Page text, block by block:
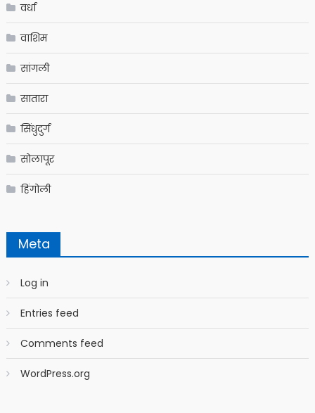
वर्धा
वाशिम
सांगली
सातारा
सिंधुदुर्ग
सोलापूर
हिंगोली
Meta
Log in
Entries feed
Comments feed
WordPress.org